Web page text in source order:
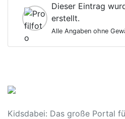
Dieser Eintrag
erstellt.
Alle Angaben ohne
Kidsdabei: Das große Portal